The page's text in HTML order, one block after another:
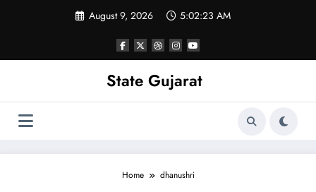
August 9, 2026 5:02:23 AM
State Gujarat
Home dhanushri